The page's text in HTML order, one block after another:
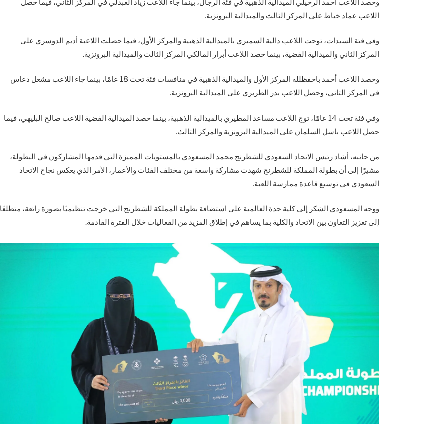
وحصد اللاعب أحمد الرحيلي الميدالية الذهبية في فئة الرجال، بينما جاء اللاعب زياد العبدلي في المركز الثاني، فيما حصل
اللاعب عماد خياط على المركز الثالث والميدالية البرونزية.
وفي فئة السيدات، توجت اللاعب دالية السميري بالميدالية الذهبية والمركز الأول، فيما حصلت اللاعبة أديم الدوسري على
المركز الثاني والميدالية الفضية، بينما حصد اللاعب أبرار المالكي المركز الثالث والميدالية البرونزية.
وحصد اللاعب أحمد باحفظلله المركز الأول والميدالية الذهبية في منافسات فئة تحت 18 عامًا، بينما جاء اللاعب مشعل دعاس
في المركز الثاني، وحصل اللاعب بدر الطريري على الميدالية البرونزية.
وفي فئة تحت 14 عامًا، توج اللاعب مساعد المطيري بالميدالية الذهبية، بينما حصد الميدالية الفضية اللاعب صالح البليهي، فيما
حصل اللاعب باسل السلمان على الميدالية البرونزية والمركز الثالث.
من جانبه، أشاد رئيس الاتحاد السعودي للشطرنج محمد المسعودي بالمستويات المميزة التي قدمها المشاركون في البطولة،
مشيرًا إلى أن بطولة المملكة للشطرنج شهدت مشاركة واسعة من مختلف الفئات والأعمار، الأمر الذي يعكس نجاح الاتحاد
السعودي في توسيع قاعدة ممارسة اللعبة.
ووجه المسعودي الشكر إلى كلية جدة العالمية على استضافة بطولة المملكة للشطرنج التي خرجت تنظيميًا بصورة رائعة، متطلعًا
إلى تعزيز التعاون بين الاتحاد والكلية بما يساهم في إطلاق المزيد من الفعاليات خلال الفترة القادمة.